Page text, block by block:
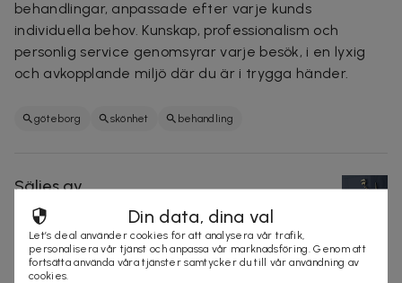
behandlingar, anpassade efter varje kunds
individuella behov. Kunskap, professionalism och
personlig service genomsyrar varje besök, i en lyxig
och avkopplande miljö där du är i trygga händer.
göteborg skönhet behandling
Säljes av
Som Beauty24
Organisationsnummer:559388-XXXX
https://www.bokadirekt.se/places/som-beauty24-
57657
Din data, dina val
Let’s deal använder cookies för att analysera vår trafik,
personalisera vår tjänst och anpassa vår marknadsföring. Genom att
fortsätta använda våra tjänster samtycker du till vår användning av
cookies.